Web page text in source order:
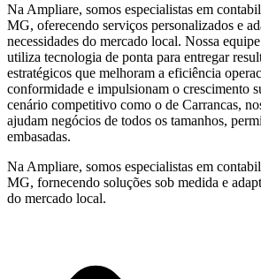
Na Ampliare, somos especialistas em
MG, oferecendo serviços personalizados e
necessidades do mercado local. Nossa
utiliza tecnologia de ponta para entregar
estratégicos que melhoram a eficiência
conformidade e impulsionam o crescimento
cenário competitivo como o de Carrancas,
ajudam negócios de todos os tamanhos,
embasadas.
Na Ampliare, somos especialistas em
MG, fornecendo soluções sob medida e
do mercado local.